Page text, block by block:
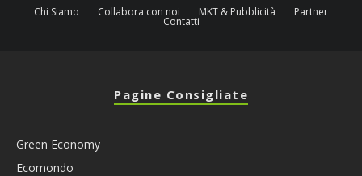
Chi Siamo
Collabora con noi MKT & Pubblicità Partner
Contatti
Pagine Consigliate
Green Economy
Ecomondo